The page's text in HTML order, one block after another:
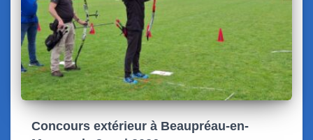
Concours extérieur à Beaupréau-en-